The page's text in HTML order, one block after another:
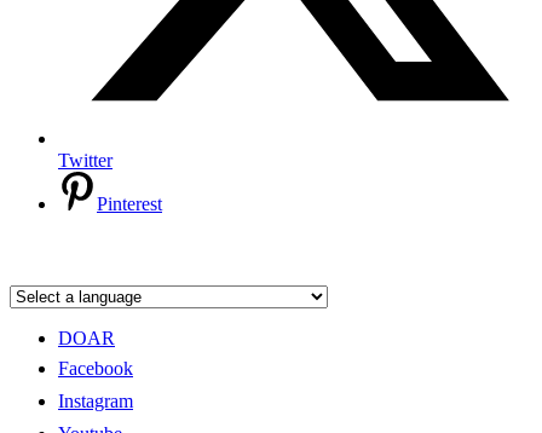
Twitter
Pinterest
DOAR
Facebook
Instagram